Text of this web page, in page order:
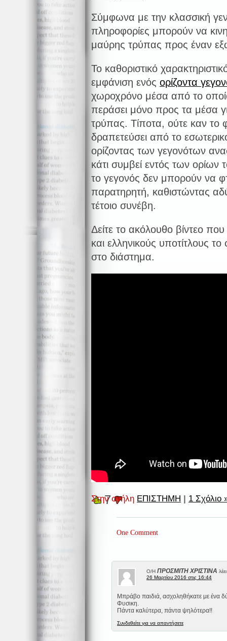
Σύμφωνα με την κλασσική
πληροφορίες μπορούν να
μαύρης τρύπας προς έναν
Το καθοριστικό
εμφάνιση ενός ορίζοντα
χωροχρόνο μέσα από το
περάσει μόνο προς τα μέσα
τρύπας. Τίποτα, ούτε καν το
δραπετεύσει από το
ορίζοντας των γεγονότων
κάτι συμβεί εντός των
το γεγονός δεν μπορούν να
παρατηρητή, καθιστώντας
τέτοιο συνέβη.
Δείτε το ακόλουθο βίντεο
και ελληνικούς υποτίτλους
στο διάστημα.
Στην στήλη ΕΠΙΣΤΗΜΗ | 1 Σχόλιο
7
One Comment
Ο/Η ΠΡΟΣΜΙΤΗ ΧΡΙΣΤΙΝΑ
26 Μαρτίου 2016 στις 16:44
Μπράβο παιδιά, ασχοληθήκατε με ένα
Φυσικη.
Πάντα καλύτερα, πάντα ψηλότερα!!
Συνδεθείτε για να απαντήσετε